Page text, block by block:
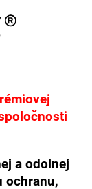
a odolnej
ochranu,